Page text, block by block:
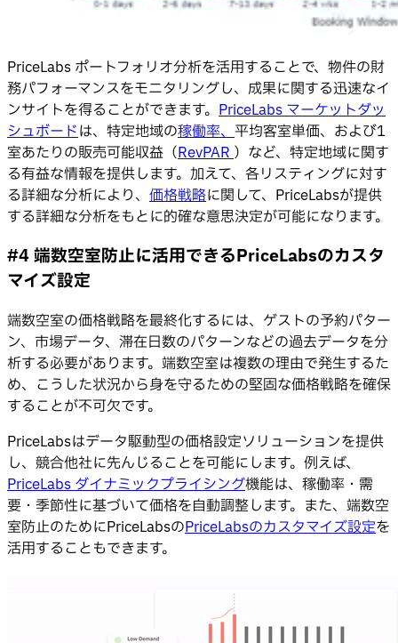
PriceLabs ポートフォリオ分析を活用することで、物件の財
務パフォーマンスをモニタリングし、成果に関する迅速なイ
ンサイトを得ることができます。 PriceLabs マーケットダッ
シュボードは、特定地域の稼働率、 平均客室単価、および1
室あたりの販売可能収益（RevPAR ）など、特定地域に関す
る有益な情報を提供します。加えて、各リスティングに対す
る詳細な分析により、 価格戦略に関して、PriceLabsが提供
する詳細な分析をもとに的確な意思決定が可能になります。
#4 端数空室防止に活用できるPriceLabsのカスタ
マイズ設定
端数空室の価格戦略を最終化するには、ゲストの予約パター
ン、市場データ、滞在日数のパターンなどの過去データを分
析する必要があります。端数空室は複数の理由で発生するた
め、こうした状況から身を守るための堅固な価格戦略を確保
することが不可欠です。
PriceLabsはデータ駆動型の価格設定ソリューションを提供
し、競合他社に先んじることを可能にします。例えば、
PriceLabs ダイナミックプライシング機能は、稼働率・需
要・季節性に基づいて価格を自動調整します。また、端数空
室防止のためにPriceLabsのPriceLabsのカスタマイズ設定を
活用することもできます。